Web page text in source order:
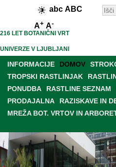
abc ABC
A+ A-
216 LET BOTANIČNI VRT
UNIVERZE V LJUBLJANI
INFORMACIJE DOMOV
TROPSKI RASTLINJAK
PONUDBA
RASTLINE SEZNAM
PRODAJALNA
RAZISKAVE IN
MREŽA BOT. VRTOV IN